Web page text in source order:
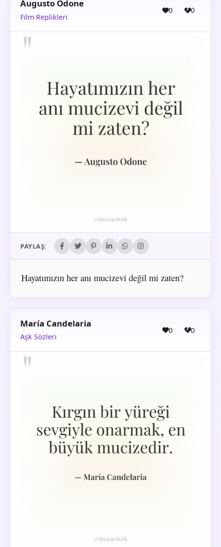
Augusto Odone
Film Replikleri
0 0
PAYLAŞ:
Hayatımızın her anı mucizevi değil mi zaten?
María Candelaria
Aşk Sözleri
0 0